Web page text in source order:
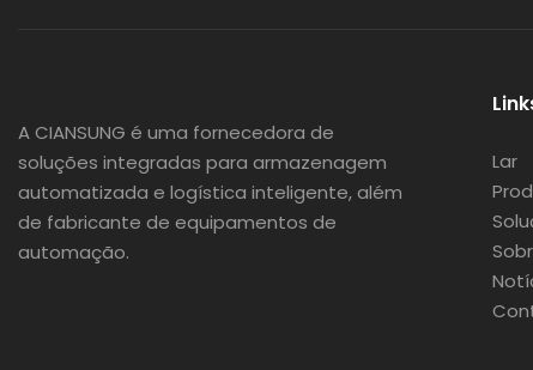
A CIANSUNG é uma fornecedora de
soluções integradas para armazenagem
automatizada e logística inteligente, além
de fabricante de equipamentos de
automação.
Lar